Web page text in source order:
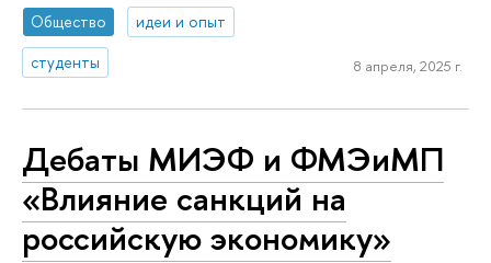
Общество
идеи и опыт
студенты
8 апреля, 2025 г.
Дебаты МИЭФ и ФМЭиМП
«Влияние санкций на
российскую экономику»